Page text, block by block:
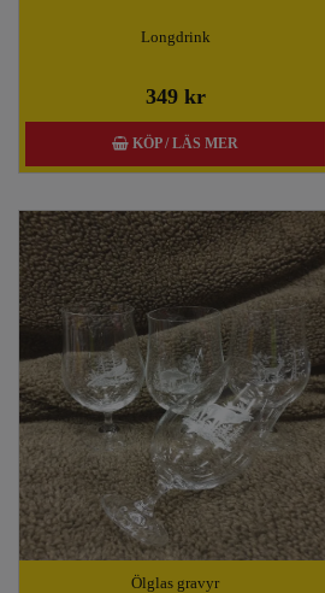
Longdrink
349 kr
KÖP / LÄS MER
Ölglas gravyr